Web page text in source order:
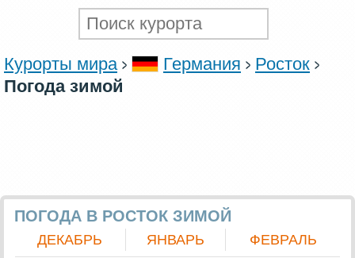
Курорты мира Германия
Росток
Погода зимой
ПОГОДА В РОСТОК ЗИМОЙ
ДЕКАБРЬ ЯНВАРЬ ФЕВРАЛЬ